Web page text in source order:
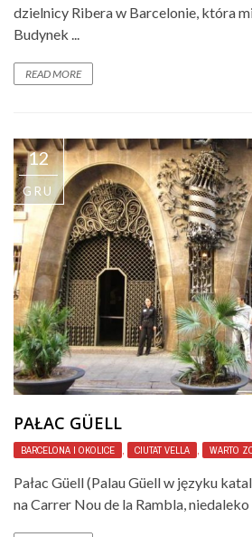
dzielnicy Ribera w Barcelonie, która
Budynek ...
READ MORE
12
GRU
PAŁAC GÜELL
BARCELONA I OKOLICE CIUTAT VELLA WARTO
Pałac Güell (Palau Güell w języku
na Carrer Nou de la Rambla, niedaleko